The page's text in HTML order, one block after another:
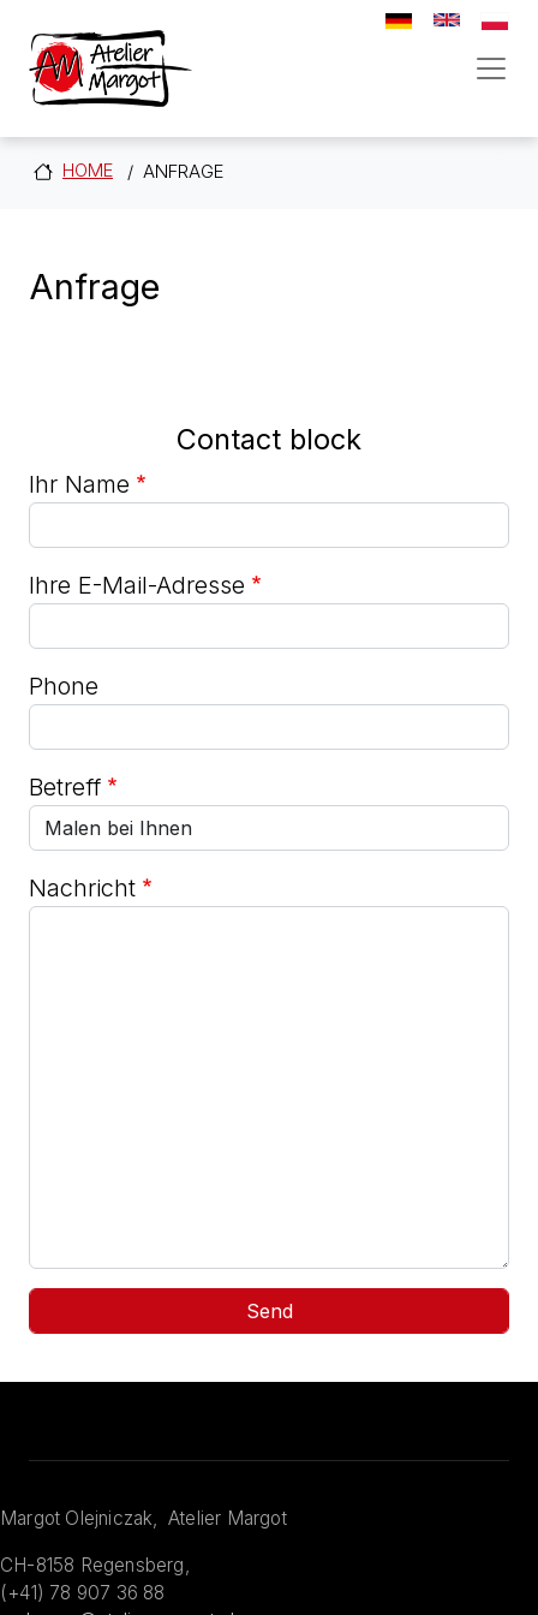
HOME ANFRAGE
Anfrage
Contact block
Ihr Name
Ihre E-Mail-Adresse
Phone
Betreff
Nachricht
Margot Olejniczak, Atelier Margot
CH-8158 Regensberg,
(+41) 78 907 36 88